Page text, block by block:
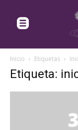
Inicio Etiquetas
Etiqueta: